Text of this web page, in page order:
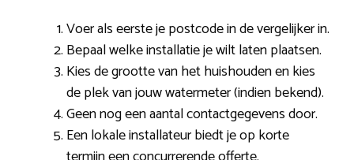
Voer als eerste je postcode in de vergelijker in.
Bepaal welke installatie je wilt laten plaatsen.
Kies de grootte van het huishouden en kies
de plek van jouw watermeter (indien bekend).
Geen nog een aantal contactgegevens door.
Een lokale installateur biedt je op korte